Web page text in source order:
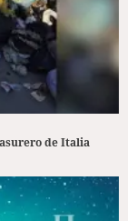
de Italia